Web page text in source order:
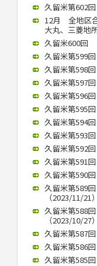
久留米第602
12月 全地区
大丸、三菱地
久留米600回
久留米第599
久留米第598
久留米第597
久留米第596
久留米第595
久留米第594
久留米第593
久留米第592
久留米第591
久留米第590
久留米第589
（2023/11/21）
久留米第588
（2023/10/27）
久留米第587
久留米第586
久留米第585